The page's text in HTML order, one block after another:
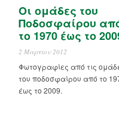
Οι ομάδες του
Ποδοσφαίρου
το 1970 έως το
2 Μαρτίου 2012
Φωτογραφίες από τις
του ποδοσφαίρου από το
έως το 2009.